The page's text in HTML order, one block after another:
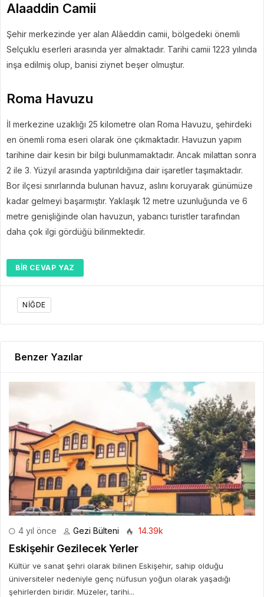
Alaaddin Camii
Şehir merkezinde yer alan Alâeddin camii, bölgedeki önemli
Selçuklu eserleri arasında yer almaktadır. Tarihi camii 1223 yılında
inşa edilmiş olup, banisi ziynet beşer olmuştur.
Roma Havuzu
İl merkezine uzaklığı 25 kilometre olan Roma Havuzu, şehirdeki
en önemli roma eseri olarak öne çıkmaktadır. Havuzun yapım
tarihine dair kesin bir bilgi bulunmamaktadır. Ancak milattan sonra
2 ile 3. Yüzyıl arasında yaptırıldığına dair işaretler taşımaktadır.
Bor ilçesi sınırlarında bulunan havuz, aslını koruyarak günümüze
kadar gelmeyi başarmıştır. Yaklaşık 12 metre uzunluğunda ve 6
metre genişliğinde olan havuzun, yabancı turistler tarafından
daha çok ilgi gördüğü bilinmektedir.
BIR CEVAP YAZ
NIĞDE
Benzer Yazılar
4 yıl önce Gezi Bülteni 14.39k
Eskişehir Gezilecek Yerler
Kültür ve sanat şehri olarak bilinen Eskişehir, sahip olduğu
üniversiteler nedeniyle genç nüfusun yoğun olarak yaşadığı
şehirlerden biridir. Müzeler, tarihi...